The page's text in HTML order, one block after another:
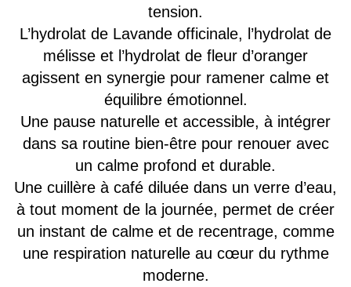
tension.
L’hydrolat de Lavande officinale, l’hydrolat de
mélisse et l’hydrolat de fleur d’oranger
agissent en synergie pour ramener calme et
équilibre émotionnel.
Une pause naturelle et accessible, à intégrer
dans sa routine bien-être pour renouer avec
un calme profond et durable.
Une cuillère à café diluée dans un verre d’eau,
à tout moment de la journée, permet de créer
un instant de calme et de recentrage, comme
une respiration naturelle au cœur du rythme
moderne.